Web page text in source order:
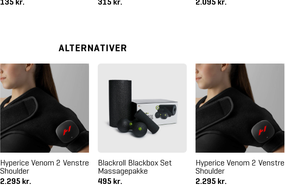
135 kr.
315 kr.
2.095 kr.
ALTERNATIVER
Hyperice Venom 2 Venstre
Shoulder
2.295 kr.
Blackroll Blackbox Set
Massagepakke
495 kr.
Hyperice Venom 2 Venstre
Shoulder
2.295 kr.